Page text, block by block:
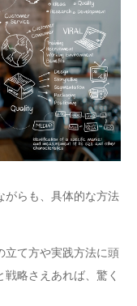
がらも、具体的な方法
立て方や実践方法に頭
略さえあれば、驚く